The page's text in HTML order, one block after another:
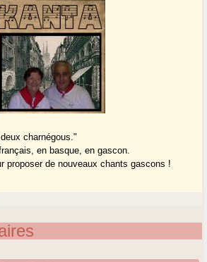
charnégous."
en basque, en gascon.
proposer de nouveaux chants gascons !